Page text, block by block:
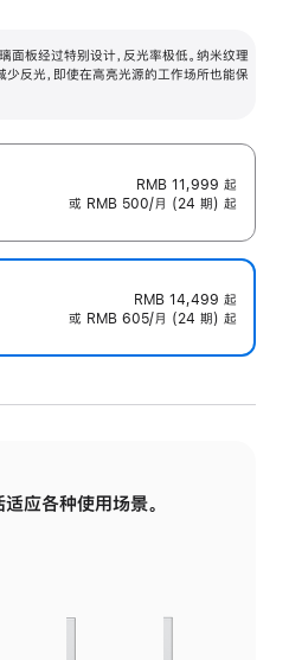
面板经过特别设计，反光率极低。纳米纹理
反光，即使在高亮光源的工作场所也能保
RMB 11,999 起
或 RMB 500/月 (24 期) 起
RMB 14,499 起
或 RMB 605/月 (24 期) 起
适应各种使用场景。